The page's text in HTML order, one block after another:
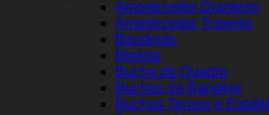
Amortecedor Dianteiro
Amortecedor Traseiro
Bandejas
Bieleta
Bucha do Quadro
Buchas da Bandeja
Buchas Tensor e